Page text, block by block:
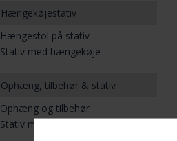
Hængekøjestativ
Hængestol på stativ
Stativ med hængekøje
Ophæng, tilbehør & stativ
Ophæng og tilbehør
Stativ med hængekøje